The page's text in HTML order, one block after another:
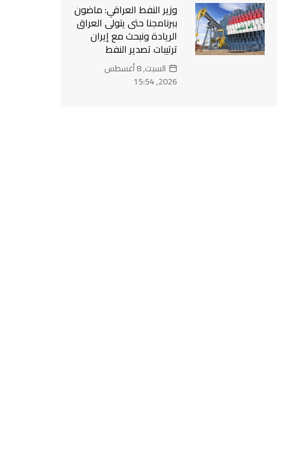
وزير النفط العراقي: ماضون
ببرنامجنا حتى يتولى العراق
الريادة ونبحث مع إيران
ترتيبات تصدير النفط
السبت, 8 أغسطس
2026, 15:54